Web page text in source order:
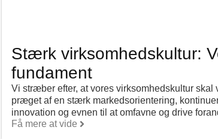
Stærk virksomhedskultur:
fundament
Vi stræber efter, at vores virksomhedskultur skal
præget af en stærk markedsorientering,
innovation og evnen til at omfavne og drive
Få mere at vide